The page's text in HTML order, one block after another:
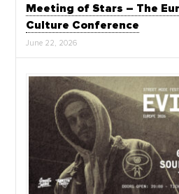
Meeting of Stars – The
Culture Conference
June 22, 2026